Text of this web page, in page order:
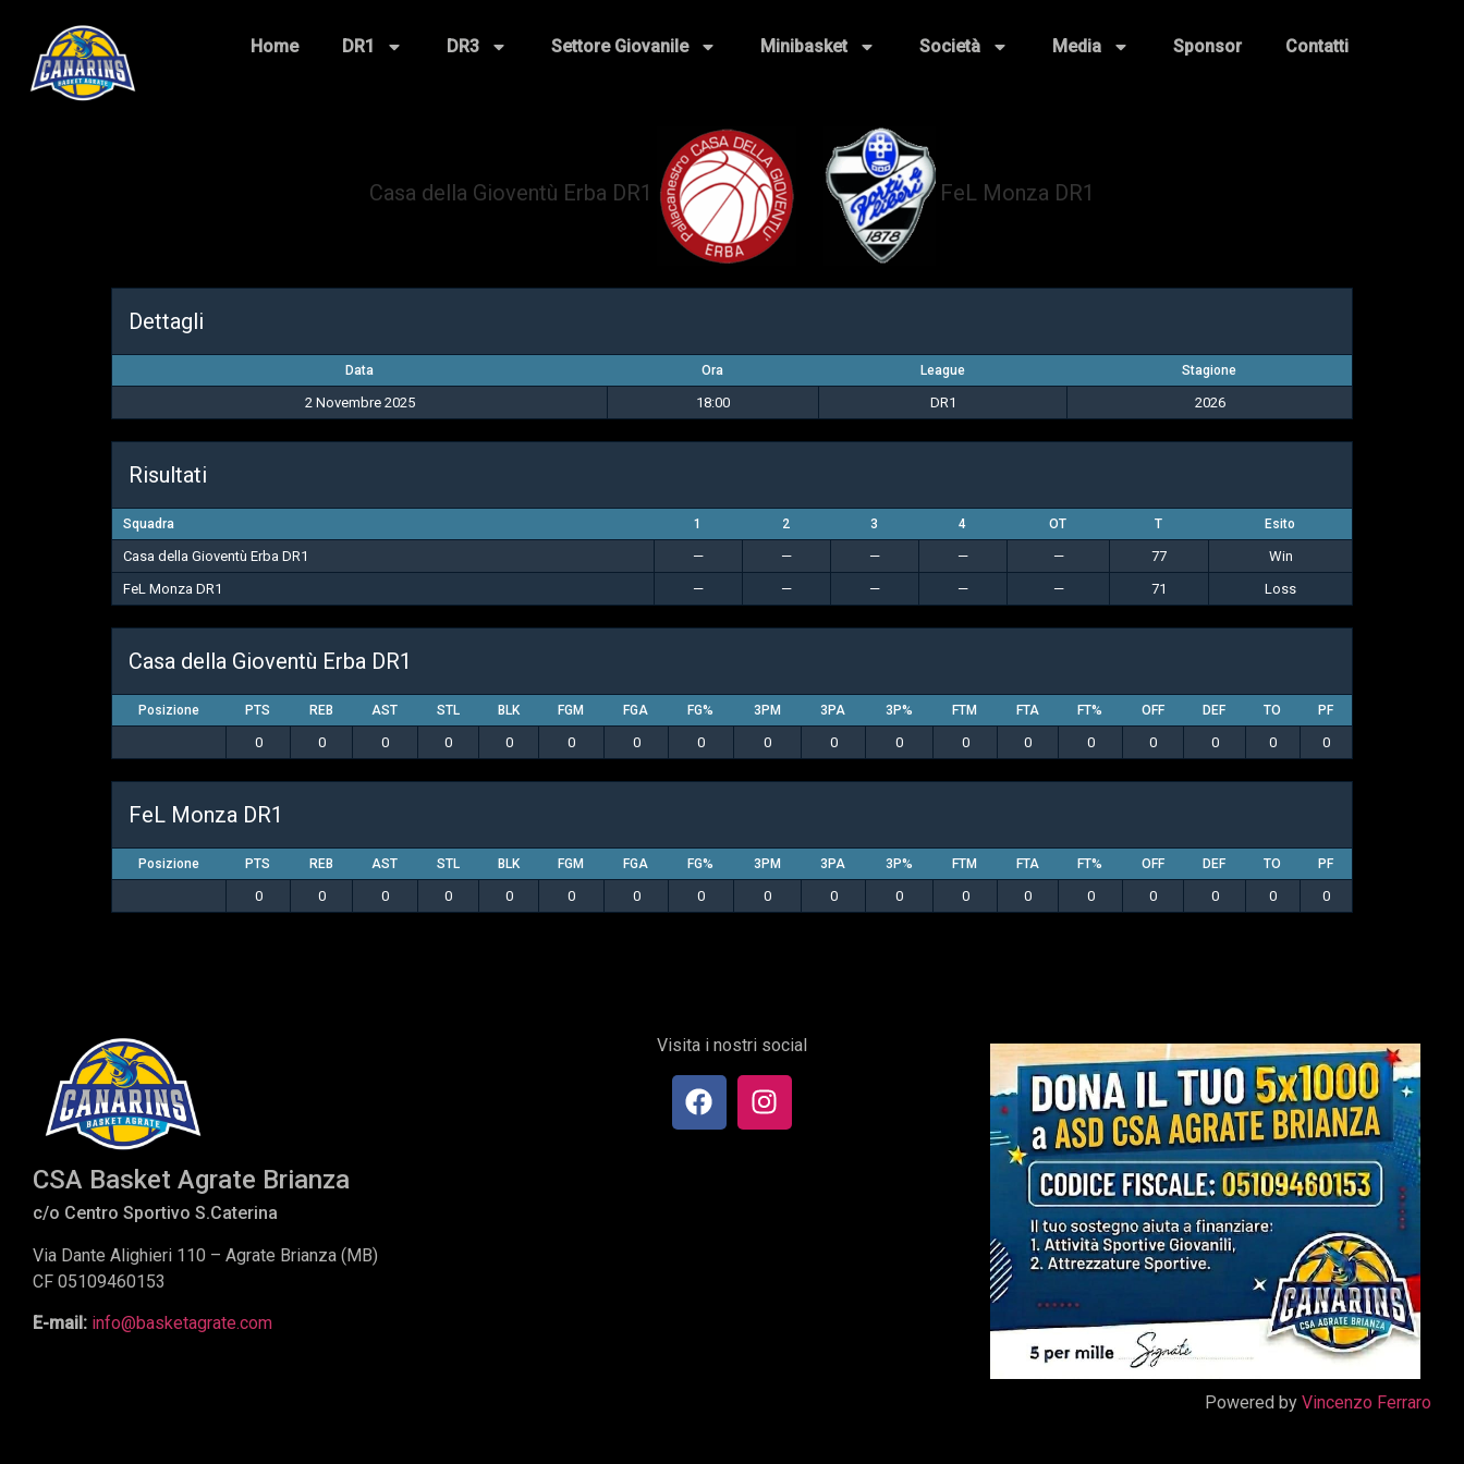
Home DR1 DR3 Settore Giovanile Minibasket Società Media Sponsor Contatti
Casa della Gioventù Erba DR1 FeL Monza DR1
Dettagli
Data Ora League Stagione
2 Novembre 2025 18:00 DR1 2026
Risultati
Squadra 1 2 3 4 OT T Esito
Casa della Gioventù Erba DR1 — — — — — 77
Win
FeL Monza DR1
— — — — — 71 Loss
Casa della Gioventù Erba DR1
Posizione PTS REB AST STL BLK FGM FGA FG% 3PM 3PA 3P% FTM FTA FT% OFF DEF TO PF
0 0 0 0 0 0 0 0 0 0 0 0 0 0 0 0 0 0
FeL Monza DR1
Posizione PTS REB AST STL BLK FGM FGA FG% 3PM 3PA 3P% FTM FTA FT% OFF DEF TO PF
0 0 0 0 0 0 0 0 0 0 0 0 0 0 0 0 0 0
CSA Basket Agrate Brianza
c/o Centro Sportivo S.Caterina
Via Dante Alighieri 110 – Agrate Brianza (MB)
CF 05109460153
E-mail: info@basketagrate.com
Visita i nostri social
Powered by Vincenzo Ferraro